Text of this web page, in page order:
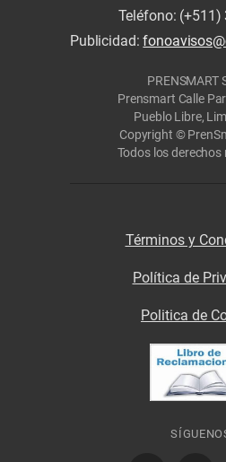
Teléfono: (+511)
Publicidad:
PRENSMART
Prensmart Calle
Pueblo Libre,
Copyright ©
Todos los derechos
Términos y
Política de
Politica de